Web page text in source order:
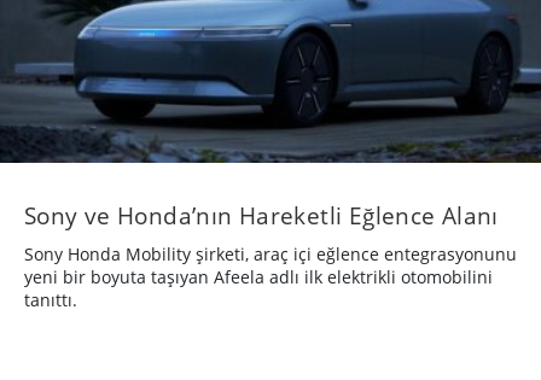
Sony ve Honda’nın Hareketli Eğlence Alanı
Sony Honda Mobility şirketi, araç içi eğlence entegrasyonunu
yeni bir boyuta taşıyan Afeela adlı ilk elektrikli otomobilini
tanıttı.